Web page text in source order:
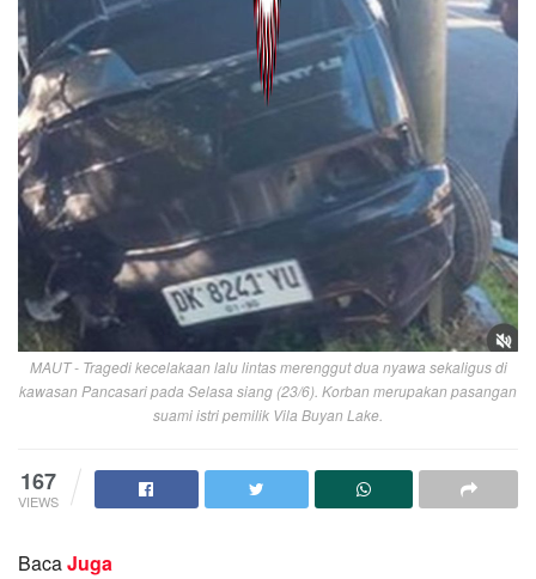
MAUT - Tragedi kecelakaan lalu lintas merenggut dua nyawa sekaligus di
kawasan Pancasari pada Selasa siang (23/6). Korban merupakan pasangan
suami istri pemilik Vila Buyan Lake.
167
VIEWS
BacaJuga